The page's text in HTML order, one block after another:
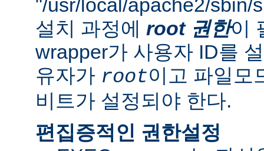
"/usr/local/apache2/sbin/
설치 과정에 root 권한이
wrapper가 사용자 ID를
유자가 root이고 파일모
비트가 설정되야 한다.
편집증적인 권한설정